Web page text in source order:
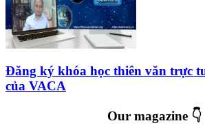
Đăng ký khóa học thiên văn trực
của VACA
Our magazine 👇